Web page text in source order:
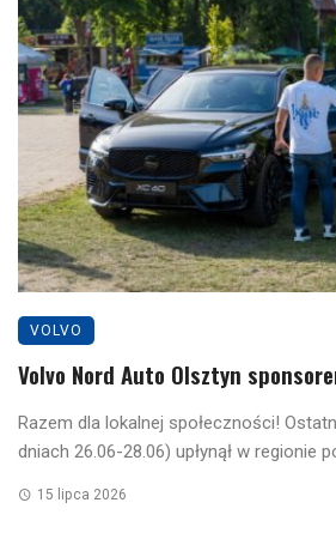
VOLVO
Volvo Nord Auto Olsztyn
Razem dla lokalnej społeczności!
dniach 26.06-28.06) upłynął w regionie
15 lipca 2026